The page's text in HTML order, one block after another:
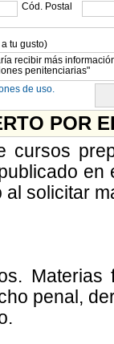
Cód. Postal
tu gusto)
de uso.
POR
cursos
al solicitar
Materias
penal,